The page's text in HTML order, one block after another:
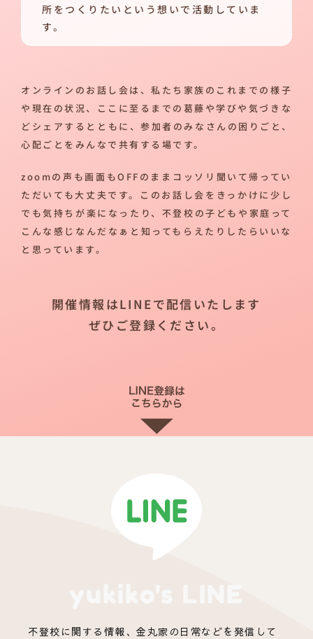
所をつくりたいという想いで活動していま
す。
オンラインのお話し会は、私たち家族のこれまでの様子
や現在の状況、ここに至るまでの葛藤や学びや気づきな
どシェアするとともに、参加者のみなさんの困りごと、
心配ごとをみんなで共有する場です。
zoomの声も画面もOFFのままコッソリ聞いて帰ってい
ただいても大丈夫です。このお話し会をきっかけに少し
でも気持ちが楽になったり、不登校の子どもや家庭って
こんな感じなんだなぁと知ってもらえたりしたらいいな
と思っています。
開催情報はLINEで配信いたします
ぜひご登録ください。
不登校に関する情報、金丸家の日常などを発信して